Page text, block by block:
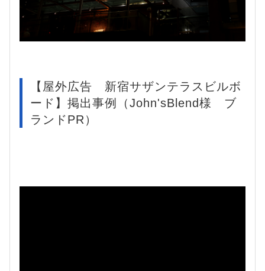
【屋外広告 新宿サザンテラスビルボ
ード】掲出事例（John'sBlend様 ブ
ランドPR）